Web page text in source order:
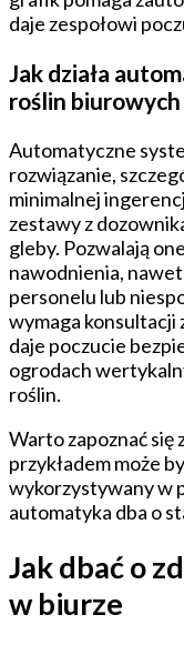
daje zespołowi
Jak działa
roślin biurowych
Automatyczne
rozwiązanie,
minimalnej
zestawy z
gleby. Pozwalają
nawodnienia,
personelu lub
wymaga konsultacji
daje poczucie
ogrodach
roślin.
Warto zapoznać
przykładem może
wykorzystywany w
automatyka dba o
Jak dbać o
w biurze